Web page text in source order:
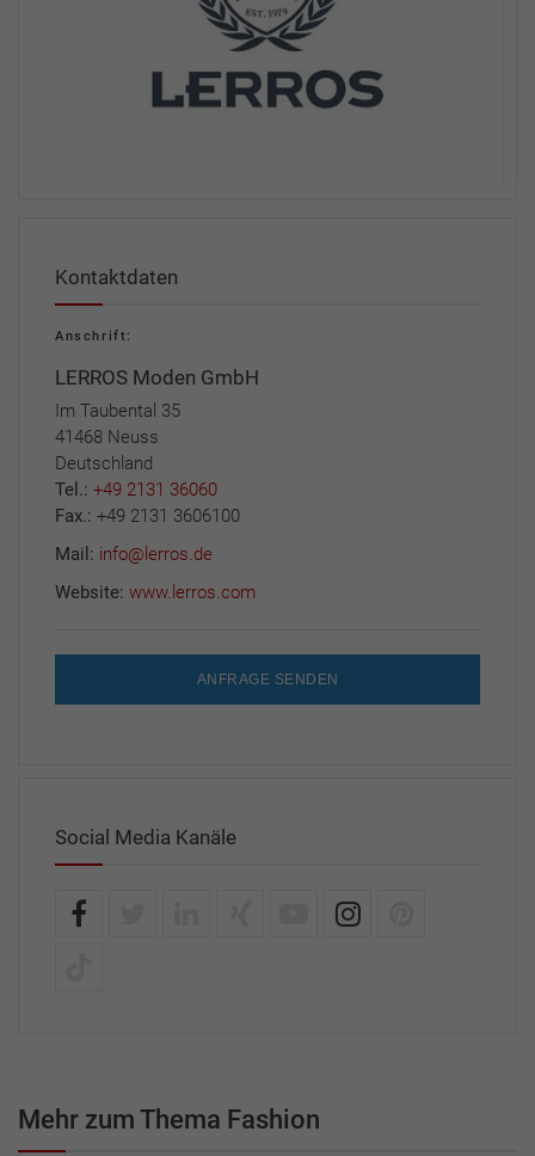
Kontaktdaten
Anschrift:
LERROS Moden GmbH
Im Taubental 35
41468 Neuss
Deutschland
Tel.: +49 2131 36060
Fax.: +49 2131 3606100
Mail: info@lerros.de
Website: www.lerros.com
ANFRAGE SENDEN
Social Media Kanäle
Mehr zum Thema Fashion